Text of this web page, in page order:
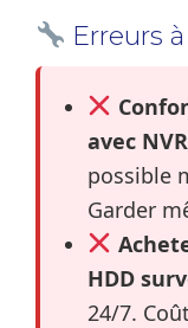
Erreurs
avec
possible
Garder
HDD
24/7.